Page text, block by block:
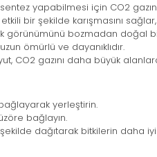
yapabilmesi için CO2
bir şekilde karışmasını
görünümünü bozmadan doğal
ömürlü ve dayanıklıdır.
CO2 gazını daha büyük
yerleştirin.
bağlayın.
dağıtarak bitkilerin daha